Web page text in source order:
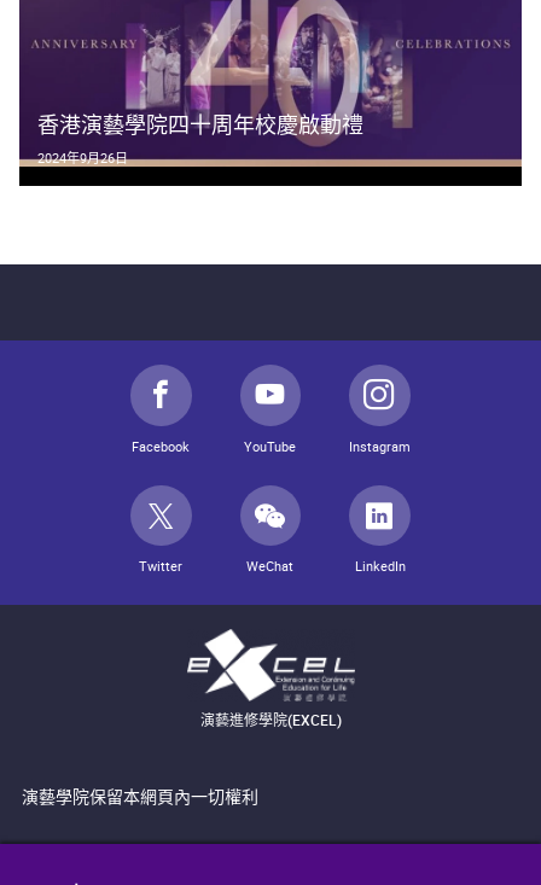
香港演藝學院四十周年校慶啟動禮
2024年9月26日
Facebook YouTube Instagram
Twitter WeChat LinkedIn
演藝進修學院(EXCEL)
演藝學院保留本網頁內一切權利